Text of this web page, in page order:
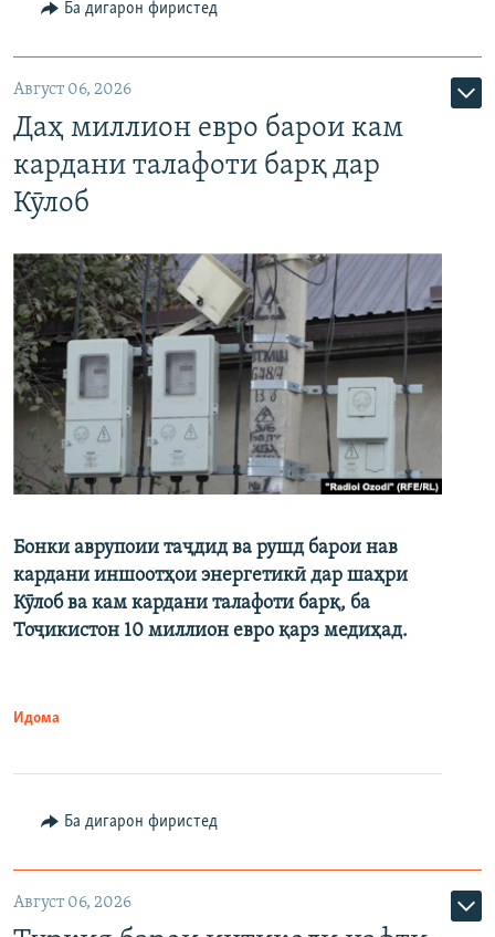
Ба дигарон фиристед
Август 06, 2026
Даҳ миллион евро барои кам
кардани талафоти барқ дар
Кӯлоб
Бонки аврупоии таҷдид ва рушд барои нав
кардани иншоотҳои энергетикӣ дар шаҳри
Кӯлоб ва кам кардани талафоти барқ, ба
Тоҷикистон 10 миллион евро қарз медиҳад.
Идома
Ба дигарон фиристед
Август 06, 2026